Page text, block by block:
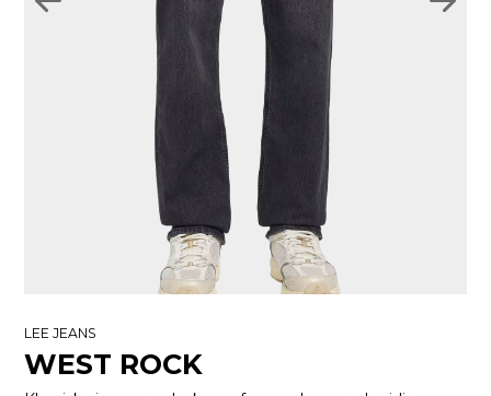
LEE JEANS
WEST ROCK